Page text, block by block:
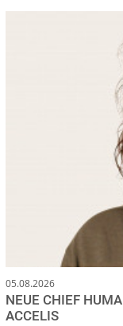
05.08.2026
NEUE CHIEF
ACCELIS